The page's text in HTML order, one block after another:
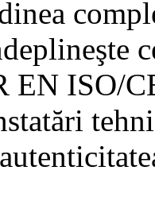
EN ISO/